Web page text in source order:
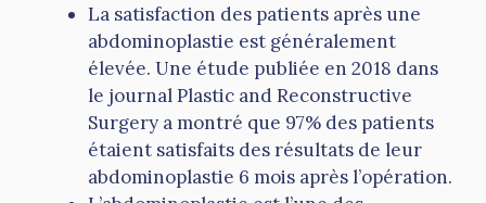
La satisfaction des patients après une
abdominoplastie est généralement
élevée. Une étude publiée en 2018 dans
le journal Plastic and Reconstructive
Surgery a montré que 97% des patients
étaient satisfaits des résultats de leur
abdominoplastie 6 mois après l’opération.